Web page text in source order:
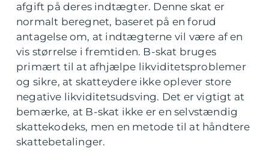
afgift på deres indtægter. Denne skat er
normalt beregnet, baseret på en forud
antagelse om, at indtægterne vil være af en
vis størrelse i fremtiden. B-skat bruges
primært til at afhjælpe likviditetsproblemer
og sikre, at skatteydere ikke oplever store
negative likviditetsudsving. Det er vigtigt at
bemærke, at B-skat ikke er en selvstændig
skattekodeks, men en metode til at håndtere
skattebetalinger.